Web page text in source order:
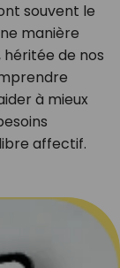
souvent le
manière
de nos
à mieux
affectif.